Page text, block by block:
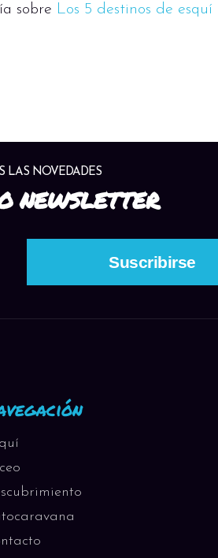
sobre Los 5 destinos de esquí
LAS NOVEDADES
NEWSLETTER